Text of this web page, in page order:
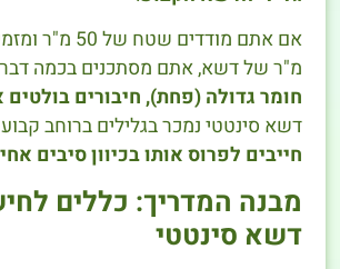
מ"ר של דשא, אתם מסתכנים בכמה
חומר גדולה (פחת), חיבורים בולטים
דשא סינטטי נמכר בגלילים ברוחב
חייבים לפרוס אותו בכיוון סיבים
מבנה המדריך: כללים
דשא סינטטי